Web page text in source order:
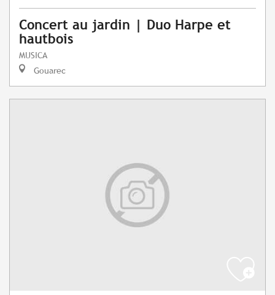
Concert au jardin | Duo Harpe et
hautbois
MUSICA
Gouarec